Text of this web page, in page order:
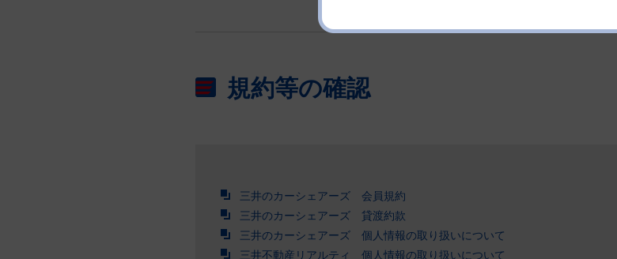
規約等の確認
三井のカーシェアーズ 会員規約
三井のカーシェアーズ 貸渡約款
三井のカーシェアーズ 個人情報の取り扱いについて
三井不動産リアルティ 個人情報の取り扱いについて